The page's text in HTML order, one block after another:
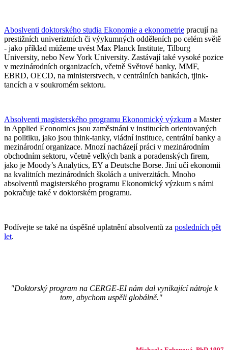
Aboslventi doktorského studia Ekonomie a ekonometrie pracují na
prestižních univeriztních či výykumných odděleních po celém světě
- jako příklad můžeme uvést Max Planck Institute, Tilburg
University, nebo New York University. Zastávají také vysoké pozice
v mezinárodních organizacích, včetně Světové banky, MMF,
EBRD, OECD, na ministerstvech, v centrálních bankách, tjink-
tancích a v soukromém sektoru.
Absolventi magisterského programu Ekonomický výzkum a Master
in Applied Economics jsou zaměstnáni v institucích orientovaných
na politiku, jako jsou think-tanky, vládní instituce, centrální banky a
mezinárodní organizace. Mnozí nacházejí práci v mezinárodním
obchodním sektoru, včetně velkých bank a poradenských firem,
jako je Moody’s Analytics, EY a Deutsche Borse. Jiní učí ekonomii
na kvalitních mezinárodních školách a univerzitách. Mnoho
absolventů magisterského programu Ekonomický výzkum s námi
pokračuje také v doktorském programu.
Podívejte se také na úspěšné uplatnění absolventů za posledních pět
let.
"Doktorský program na CERGE-EI nám dal vynikající nátroje k
tom, abychom uspěli globálně."